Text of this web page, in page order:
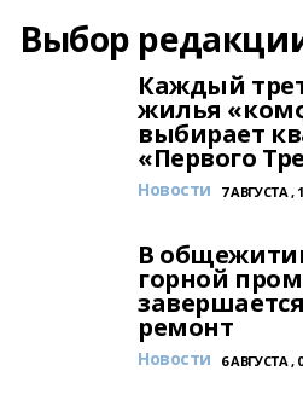
Выбор
Каждый
жилья
выбирает
«Первого
Новости 7 АВГУСТА ,
В
горной
ремонт
Новости 6 АВГУСТА ,